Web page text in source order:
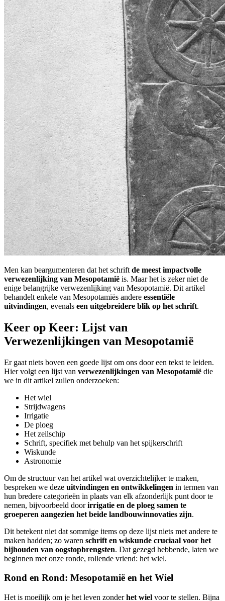
Men kan beargumenteren dat het schrift de meest impactvolle
verwezenlijking van Mesopotamië is. Maar het is zeker niet de
enige belangrijke verwezenlijking van Mesopotamië. Dit artikel
behandelt enkele van Mesopotamiës andere essentiële
uitvindingen, evenals een uitgebreidere blik op het schrift.
Keer op Keer: Lijst van
Verwezenlijkingen van Mesopotamië
Er gaat niets boven een goede lijst om ons door een tekst te leiden.
Hier volgt een lijst van verwezenlijkingen van Mesopotamië die
we in dit artikel zullen onderzoeken:
Het wiel
Strijdwagens
Irrigatie
De ploeg
Het zeilschip
Schrift, specifiek met behulp van het spijkerschrift
Wiskunde
Astronomie
Om de structuur van het artikel wat overzichtelijker te maken,
bespreken we deze uitvindingen en ontwikkelingen in termen van
hun bredere categorieën in plaats van elk afzonderlijk punt door te
nemen, bijvoorbeeld doorirrigatie en de ploeg samen te
groeperen aangezien het beide landbouwinnovaties zijn.
Dit betekent niet dat sommige items op deze lijst niets met andere te
maken hadden; zo waren schrift en wiskunde cruciaal voor het
bijhouden van oogstopbrengsten. Dat gezegd hebbende, laten we
beginnen met onze ronde, rollende vriend: het wiel.
Rond en Rond: Mesopotamië en het Wiel
Het is moeilijk om je het leven zonderhet wiel voor te stellen. Bijna